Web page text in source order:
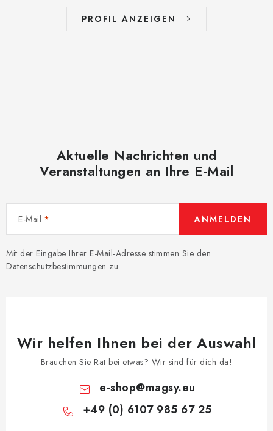
PROFIL ANZEIGEN
Aktuelle Nachrichten und
Veranstaltungen an Ihre E-Mail
E-Mail
Mit der Eingabe Ihrer E-Mail-Adresse stimmen Sie den
Datenschutzbestimmungen zu.
ANMELDEN
Wir helfen Ihnen bei der Auswahl
Brauchen Sie Rat bei etwas? Wir sind für dich da!
e-shop@magsy.eu
+49 (0) 6107 985 67 25